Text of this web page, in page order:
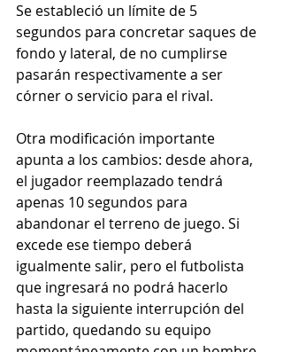
Se estableció un límite de 5
segundos para concretar saques de
fondo y lateral, de no cumplirse
pasarán respectivamente a ser
córner o servicio para el rival.
Otra modificación importante
apunta a los cambios: desde ahora,
el jugador reemplazado tendrá
apenas 10 segundos para
abandonar el terreno de juego. Si
excede ese tiempo deberá
igualmente salir, pero el futbolista
que ingresará no podrá hacerlo
hasta la siguiente interrupción del
partido, quedando su equipo